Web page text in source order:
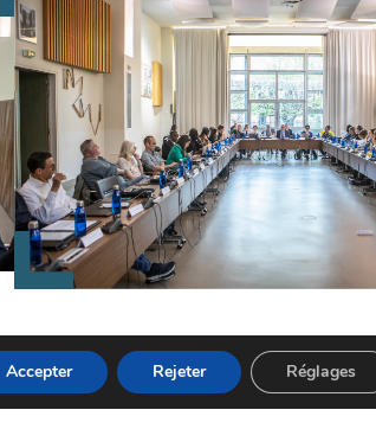
Accepter Rejeter Réglages